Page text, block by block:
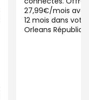
27,99€/mois
12 mois dans
Orleans